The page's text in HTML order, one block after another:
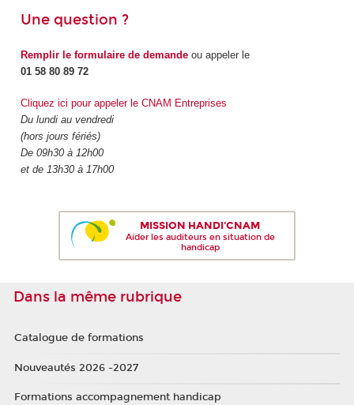
Une question ?
Remplir le formulaire de demandeou appeler le
01 58 80 89 72
Cliquez ici pour appeler le CNAM Entreprises
Du lundi au vendredi
(hors jours fériés)
De 09h30 à 12h00
et de 13h30 à 17h00
MISSION HANDI'CNAM
Aider les auditeurs en situation de
handicap
Dans la même rubrique
Catalogue de formations
Nouveautés 2026 -2027
Formations accompagnement handicap